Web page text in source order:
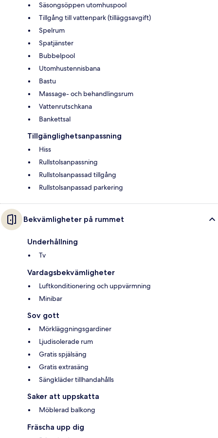
Säsongsöppen utomhuspool
Tillgång till vattenpark (tilläggsavgift)
Spelrum
Spatjänster
Bubbelpool
Utomhustennisbana
Bastu
Massage- och behandlingsrum
Vattenrutschkana
Bankettsal
Tillgänglighetsanpassning
Hiss
Rullstolsanpassning
Rullstolsanpassad tillgång
Rullstolsanpassad parkering
Bekvämligheter på rummet
Underhållning
Tv
Vardagsbekvämligheter
Luftkonditionering och uppvärmning
Minibar
Sov gott
Mörkläggningsgardiner
Ljudisolerade rum
Gratis spjälsäng
Gratis extrasäng
Sängkläder tillhandahålls
Saker att uppskatta
Möblerad balkong
Fräscha upp dig